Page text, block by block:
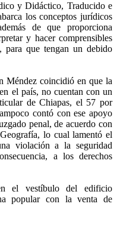
y Didáctico, Traducido e
los conceptos jurídicos
de que proporciona
y hacer comprensibles
para que tengan un debido
Méndez coincidió en que la
el país, no cuentan con un
de Chiapas, el 57 por
contó con ese apoyo
penal, de acuerdo con
lo cual lamentó el
violación a la seguridad
a los derechos
el vestíbulo del edificio
popular con la venta de